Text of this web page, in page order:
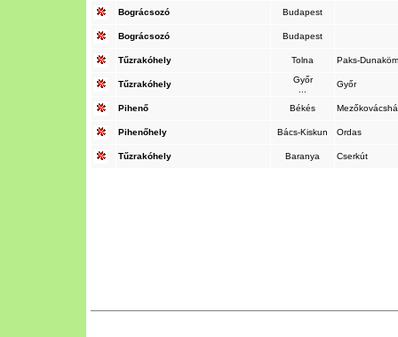
Bográcsozó Budapest
Bográcsozó Budapest
Tűzrakóhely Tolna Paks-
Tűzrakóhely
Győr
Győr
Pihenő Békés
Pihenőhely Bács-Kiskun Ordas
Tűzrakóhely Baranya Cserkút